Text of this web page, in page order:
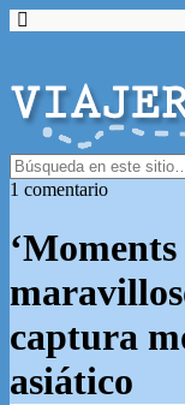
1 comentario
captura
asiático